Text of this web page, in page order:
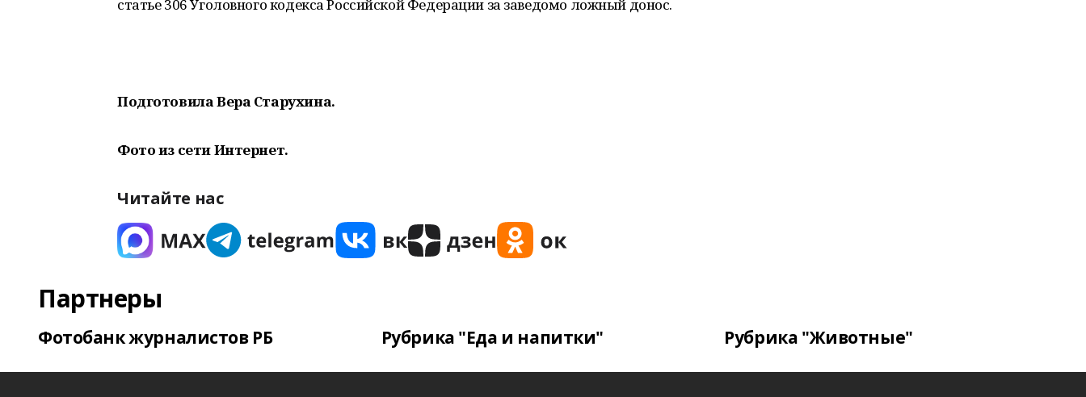
статье 306 Уголовного кодекса Российской Федерации за заведомо ложный донос.
ПодготовилаВера Старухина.
Фото из сети Интернет.
Читайте нас
Партнеры
Фотобанк журналистов РБ Рубрика "Еда и напитки" Рубрика "Животные"